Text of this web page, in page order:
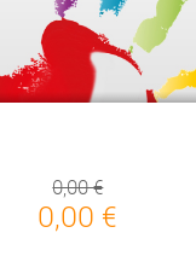
0,00 €
0,00 €